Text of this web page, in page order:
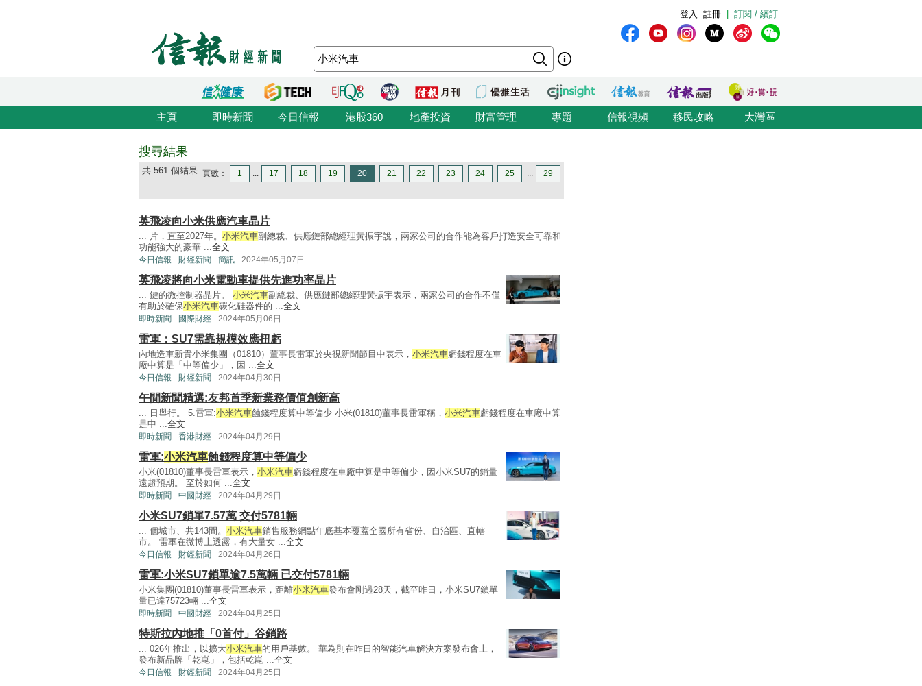
訂閱 / 續訂
註冊
登入
主頁 即時新聞 今日信報 港股360 地產投資 財富管理 專題 信報視頻 移民攻略 大灣區
搜尋結果
共 561 個結果 頁數： 1 ... 17 18 19 20 21 22 23 24 25 ... 29
英飛凌向小米供應汽車晶片
... 片，直至2027年。 小米汽車副總裁、供應鏈部總經理黃振宇說，兩家公司的合作能為客戶打造安全可靠和
功能強大的豪華 ...全文
今日信報 財經新聞 簡訊 2024年05月07日
英飛凌將向小米電動車提供先進功率晶片
... 鍵的微控制器晶片。 小米汽車副總裁、供應鏈部總經理黃振宇表示，兩家公司的合作不僅
有助於確保小米汽車碳化硅器件的 ...全文
即時新聞 國際財經 2024年05月06日
雷軍：SU7需靠規模效應扭虧
內地造車新貴小米集團（01810）董事長雷軍於央視新聞節目中表示， 小米汽車虧錢程度在車
廠中算是「中等偏少」，因 ...全文
今日信報 財經新聞 2024年04月30日
午間新聞精選:友邦首季新業務價值創新高
... 日舉行。 5.雷軍:小米汽車蝕錢程度算中等偏少 小米(01810)董事長雷軍稱， 小米汽車虧錢程度在車廠中算
是中 ...全文
即時新聞 香港財經 2024年04月29日
雷軍:小米汽車蝕錢程度算中等偏少
小米(01810)董事長雷軍表示， 小米汽車虧錢程度在車廠中算是中等偏少，因小米SU7的銷量
遠超預期。 至於如何 ...全文
即時新聞 中國財經 2024年04月29日
小米SU7鎖單7.57萬 交付5781輛
... 個城市、共143間。 小米汽車銷售服務網點年底基本覆蓋全國所有省份、自治區、直轄
市。 雷軍在微博上透露，有大量女 ...全文
今日信報 財經新聞 2024年04月26日
雷軍:小米SU7鎖單逾7.5萬輛 已交付5781輛
小米集團(01810)董事長雷軍表示，距離小米汽車發布會剛過28天，截至昨日，小米SU7鎖單
量已達75723輛 ...全文
即時新聞 中國財經 2024年04月25日
特斯拉內地推「0首付」谷銷路
... 026年推出，以擴大小米汽車的用戶基數。 華為則在昨日的智能汽車解決方案發布會上，
發布新品牌「乾崑」，包括乾崑 ...全文
今日信報 財經新聞 2024年04月25日